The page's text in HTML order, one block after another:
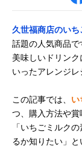
久世福商店のい
話題の人気商品
美味しいドリン
いったアレンジレ
この記事では、 い
つ、購入方法や賞
「いちごミルク
るか知りたい」と